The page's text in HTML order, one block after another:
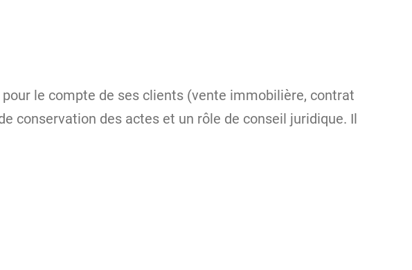
le compte de ses clients (vente immobilière, contrat
conservation des actes et un rôle de conseil juridique. Il